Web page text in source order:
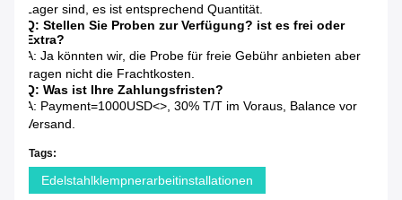
Lager sind, es ist entsprechend Quantität.
Q: Stellen Sie Proben zur Verfügung? ist es frei oder
Extra?
A: Ja könnten wir, die Probe für freie Gebühr anbieten aber
tragen nicht die Frachtkosten.
Q: Was ist Ihre Zahlungsfristen?
A: Payment=1000USD<>, 30% T/T im Voraus, Balance vor
Versand.
Tags:
Edelstahlklempnerarbeitinstallationen